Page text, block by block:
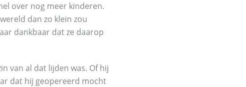
over nog meer kinderen.
dan zo klein zou
dankbaar dat ze daarop
van al dat lijden was. Of hij
dat hij geopereerd mocht